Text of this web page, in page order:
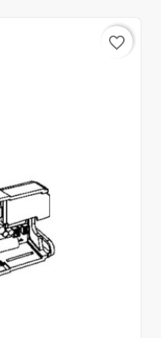
favorite_border